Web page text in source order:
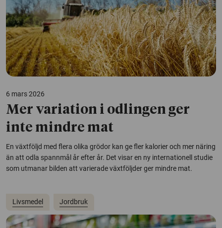
6 mars 2026
Mer variation i odlingen ger
inte mindre mat
En växtföljd med flera olika grödor kan ge fler kalorier och mer näring
än att odla spannmål år efter år. Det visar en ny internationell studie
som utmanar bilden att varierade växtföljder ger mindre mat.
Livsmedel Jordbruk